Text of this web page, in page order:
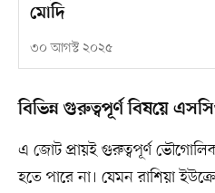
মোদি
৩০ আগস্ট ২০২৫
বিভিন্ন গুরুত্বপূর্ণ বিষয়ে
এ জোট প্রায়ই গুরুত্বপূর্ণ
হতে পারে না। যেমন রাশিয়া